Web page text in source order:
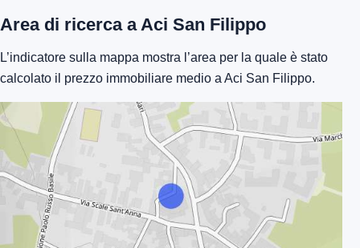
Area di ricerca a Aci San Filippo
L’indicatore sulla mappa mostra l’area per la quale è stato
calcolato il prezzo immobiliare medio a Aci San Filippo.